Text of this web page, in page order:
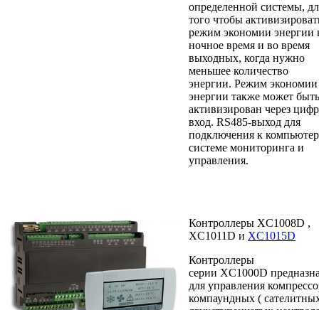
определенной системы,
того чтобы
режим экономии энергии
ночное время и во время
выходных, когда нужно
меньшее количество
энергии. Режим экономии
энергии также может быть
активизирован через
вход. RS485-выход для
подключения к
системе мониторинга и
управления.
Контроллеры XC1008D ,
XC1011D и XC1015D
Контроллеры
серии XC1000D
для управления
компаундных (